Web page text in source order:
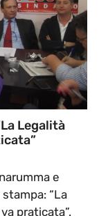
Legalità
e
“La
praticata”.